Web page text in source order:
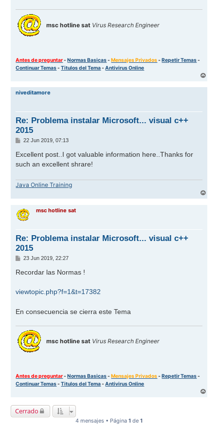
msc hotline sat Virus Research Engineer
Antes de preguntar-Normas Basicas-Mensajes Privados-Repetir Temas-
Continuar Temas-Titulos del Tema-Antivirus Online
r
niveditamore
Re: Problema instalar Microsoft... visual c++
2015
M
n
a
22 Jun 2019, 07:13
Excellent post..I got valuable information here..Thanks for
such an excellent shrare!
Java Online Training
r
msc hotline sat
Re: Problema instalar Microsoft... visual c++
2015
M
n
s
e
23 Jun 2019, 22:27
Recordar las Normas !
viewtopic.php?f=1&t=17382
En consecuencia se cierra este Tema
msc hotline sat Virus Research Engineer
Antes de preguntar-Normas Basicas-Mensajes Privados-Repetir Temas-
Continuar Temas-Titulos del Tema-Antivirus Online
Cerrado
4 mensajes • Página 1 de 1